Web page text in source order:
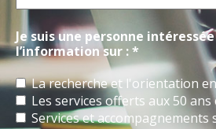
Je suis une personne
l’information sur : *
La recherche et l'orientation
Les services offerts aux 50 ans
Services et accompagnements